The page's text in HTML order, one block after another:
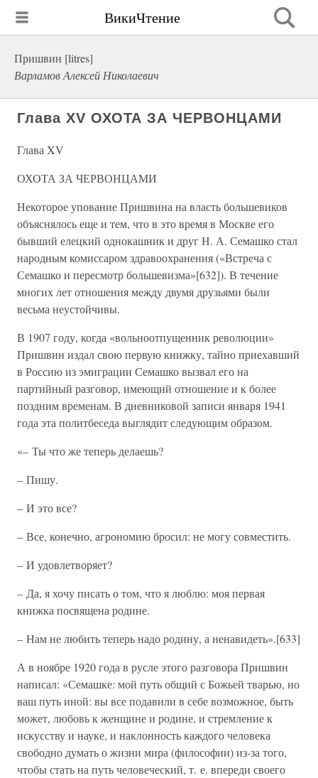
ВикиЧтение
Пришвин [litres]
Варламов Алексей Николаевич
Глава XV ОХОТА ЗА ЧЕРВОНЦАМИ
Глава XV
ОХОТА ЗА ЧЕРВОНЦАМИ
Некоторое упование Пришвина на власть большевиков
объяснялось еще и тем, что в это время в Москве его
бывший елецкий однокашник и друг Н. А. Семашко стал
народным комиссаром здравоохранения («Встреча с
Семашко и пересмотр большевизма»[632]). В течение
многих лет отношения между двумя друзьями были
весьма неустойчивы.
В 1907 году, когда «вольноотпущенник революции»
Пришвин издал свою первую книжку, тайно приехавший
в Россию из эмиграции Семашко вызвал его на
партийный разговор, имеющий отношение и к более
поздним временам. В дневниковой записи января 1941
года эта политбеседа выглядит следующим образом.
«– Ты что же теперь делаешь?
– Пишу.
– И это все?
– Все, конечно, агрономию бросил: не могу совместить.
– И удовлетворяет?
– Да, я хочу писать о том, что я люблю: моя первая
книжка посвящена родине.
– Нам не любить теперь надо родину, а ненавидеть».[633]
А в ноябре 1920 года в русле этого разговора Пришвин
написал: «Семашке: мой путь общий с Божьей тварью, но
ваш путь иной: вы все подавили в себе возможное, быть
может, любовь к женщине и родине, и стремление к
искусству и науке, и наклонность каждого человека
свободно думать о жизни мира (философии) из-за того,
чтобы стать на путь человеческий, т. е. впереди своего